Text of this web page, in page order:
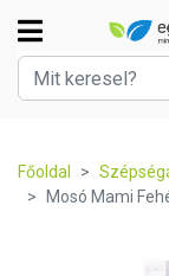
Főoldal
Mosó Mami